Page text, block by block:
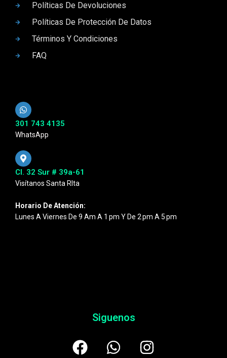
Políticas De Devoluciones
Políticas De Protección De Datos
Términos Y Condiciones
FAQ
301 743 4135
WhatsApp
Cl. 32 Sur # 39a-61
Visítanos Santa RIta
Horario De Atención:
Lunes A Viernes De 9 Am A 1 Pm Y De 2 Pm A 5 Pm
Siguenos